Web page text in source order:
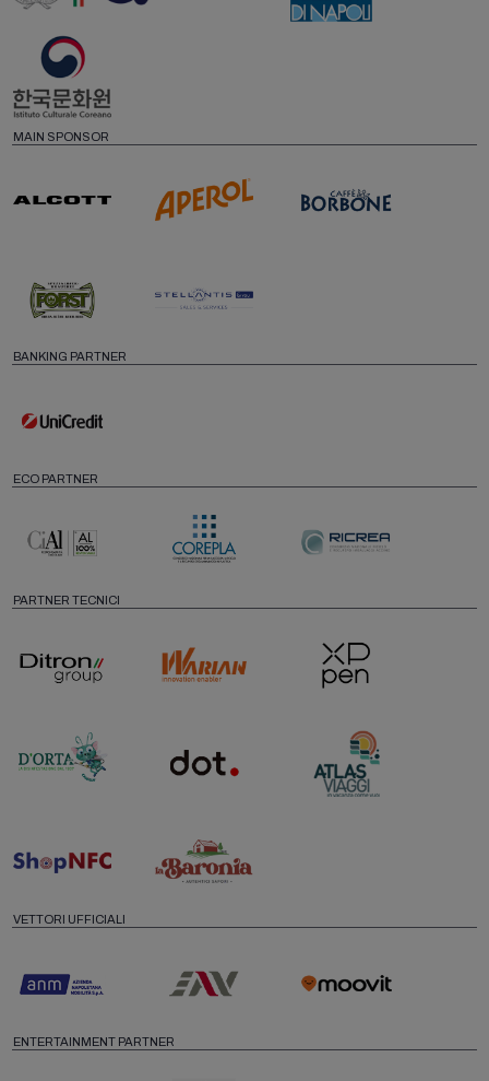
MAIN SPONSOR
BANKING PARTNER
ECO PARTNER
PARTNER TECNICI
VETTORI UFFICIALI
ENTERTAINMENT PARTNER